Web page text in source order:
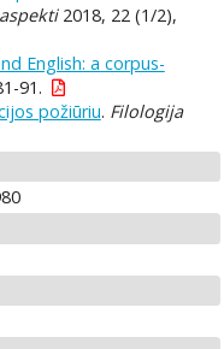
2018, 22 (1/2),
English: a corpus-
91.
požiūriu. Filologija